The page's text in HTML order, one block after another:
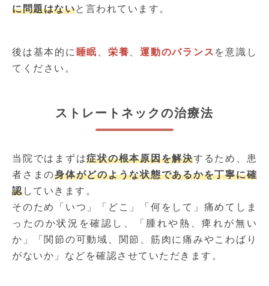
に問題はないと言われています。
後は基本的に 睡眠 栄養 運動のバランス を意識し
てください。
ストレートネックの治療法
当院ではまずは症状の根本原因を解決するため、患
者さまの身体がどのような状態であるかを丁寧に確
認していきます。
そのため「いつ」「どこ」「何をして」痛めてしま
ったのか状況を確認し、「腫れや熱、痺れが無い
か」「関節の可動域、関節、筋肉に痛みやこわばり
がないか」などを確認させていただきます。